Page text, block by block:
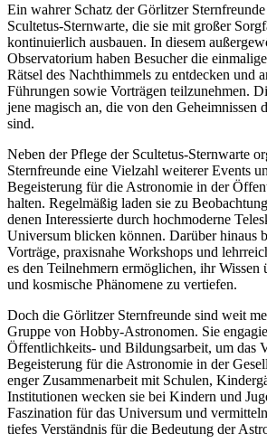
Ein wahrer Schatz der Görlitzer
Scultetus-Sternwarte, die sie mit großer
kontinuierlich ausbauen. In diesem
Observatorium haben Besucher die
Rätsel des Nachthimmels zu entdecken und
Führungen sowie Vorträgen teilzunehmen.
jene magisch an, die von den Geheimnissen
sind.
Neben der Pflege der Scultetus-Sternwarte
Sternfreunde eine Vielzahl weiterer Events
Begeisterung für die Astronomie in der
halten. Regelmäßig laden sie zu
denen Interessierte durch hochmoderne
Universum blicken können. Darüber hinaus
Vorträge, praxisnahe Workshops und
es den Teilnehmern ermöglichen, ihr Wissen
und kosmische Phänomene zu vertiefen.
Doch die Görlitzer Sternfreunde sind weit
Gruppe von Hobby-Astronomen. Sie
Öffentlichkeits- und Bildungsarbeit, um das
Begeisterung für die Astronomie in der
enger Zusammenarbeit mit Schulen,
Institutionen wecken sie bei Kindern und
Faszination für das Universum und
tiefes Verständnis für die Bedeutung der